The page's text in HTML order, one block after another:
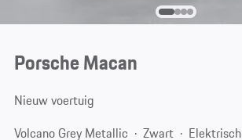
Porsche Macan
Nieuw voertuig
Volcano Grey Metallic
Zwart
Elektrisch